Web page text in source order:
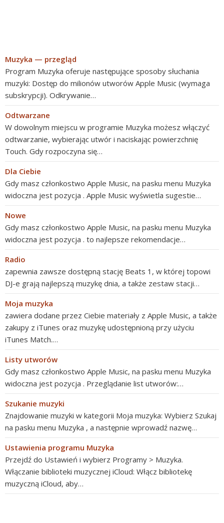
Muzyka — przegląd
Program Muzyka oferuje następujące sposoby słuchania
muzyki: Dostęp do milionów utworów Apple Music (wymaga
subskrypcji). Odkrywanie…
Odtwarzane
W dowolnym miejscu w programie Muzyka możesz włączyć
odtwarzanie, wybierając utwór i naciskając powierzchnię
Touch. Gdy rozpoczyna się…
Dla Ciebie
Gdy masz członkostwo Apple Music, na pasku menu Muzyka
widoczna jest pozycja . Apple Music wyświetla sugestie…
Nowe
Gdy masz członkostwo Apple Music, na pasku menu Muzyka
widoczna jest pozycja . to najlepsze rekomendacje…
Radio
zapewnia zawsze dostępną stację Beats 1, w której topowi
DJ-e grają najlepszą muzykę dnia, a także zestaw stacji…
Moja muzyka
zawiera dodane przez Ciebie materiały z Apple Music, a także
zakupy z iTunes oraz muzykę udostępnioną przy użyciu
iTunes Match.…
Listy utworów
Gdy masz członkostwo Apple Music, na pasku menu Muzyka
widoczna jest pozycja . Przeglądanie list utworów:…
Szukanie muzyki
Znajdowanie muzyki w kategorii Moja muzyka: Wybierz Szukaj
na pasku menu Muzyka , a następnie wprowadź nazwę…
Ustawienia programu Muzyka
Przejdź do Ustawień i wybierz Programy > Muzyka.
Włączanie biblioteki muzycznej iCloud: Włącz bibliotekę
muzyczną iCloud, aby…